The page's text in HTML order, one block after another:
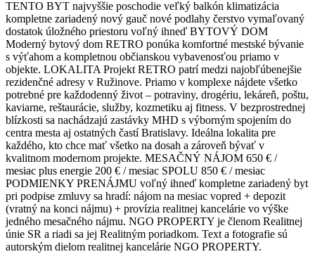
TENTO BYT najvyššie poschodie veľký balkón klimatizácia
kompletne zariadený nový gauč nové podlahy čerstvo vymaľovaný
dostatok úložného priestoru voľný ihneď BYTOVÝ DOM
Moderný bytový dom RETRO ponúka komfortné mestské bývanie
s výťahom a kompletnou občianskou vybavenosťou priamo v
objekte. LOKALITA Projekt RETRO patrí medzi najobľúbenejšie
rezidenčné adresy v Ružinove. Priamo v komplexe nájdete všetko
potrebné pre každodenný život – potraviny, drogériu, lekáreň, poštu,
kaviarne, reštaurácie, služby, kozmetiku aj fitness. V bezprostrednej
blízkosti sa nachádzajú zastávky MHD s výborným spojením do
centra mesta aj ostatných častí Bratislavy. Ideálna lokalita pre
každého, kto chce mať všetko na dosah a zároveň bývať v
kvalitnom modernom projekte. MESAČNÝ NÁJOM 650 € /
mesiac plus energie 200 € / mesiac SPOLU 850 € / mesiac
PODMIENKY PRENÁJMU voľný ihneď kompletne zariadený byt
pri podpise zmluvy sa hradí: nájom na mesiac vopred + depozit
(vratný na konci nájmu) + provízia realitnej kancelárie vo výške
jedného mesačného nájmu. NGO PROPERTY je členom Realitnej
únie SR a riadi sa jej Realitným poriadkom. Text a fotografie sú
autorským dielom realitnej kancelárie NGO PROPERTY.